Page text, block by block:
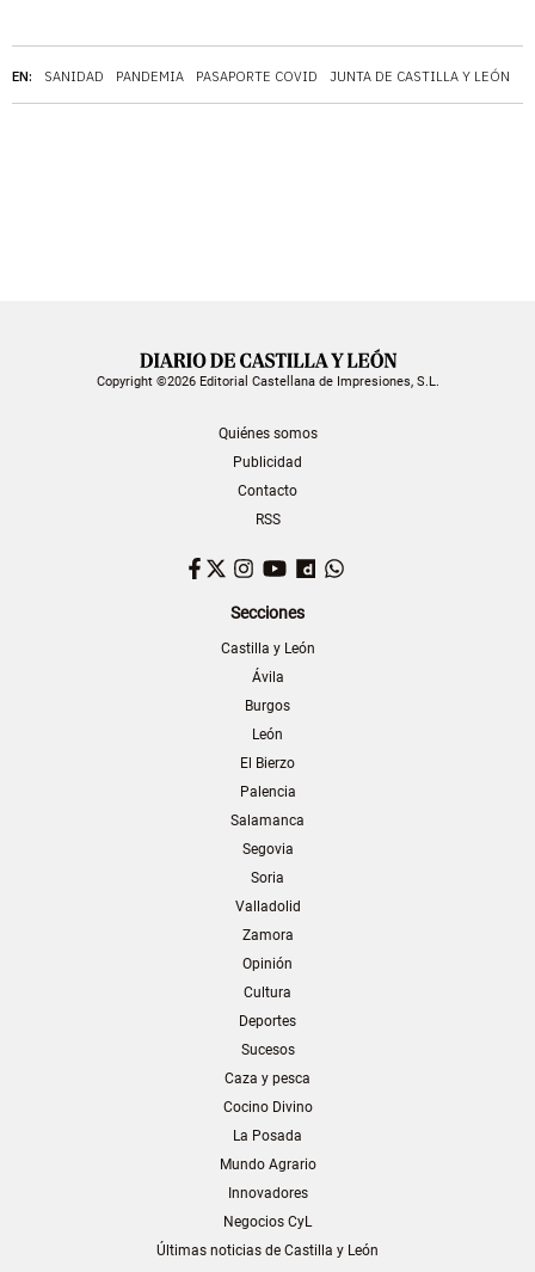
EN: SANIDAD PANDEMIA PASAPORTE COVID JUNTA DE CASTILLA Y LEÓN
Copyright ©2026 Editorial Castellana de Impresiones, S.L.
Quiénes somos
Publicidad
Contacto
RSS
Facebook
TwitterInstagram
YouTubeDailymotion
Secciones
Castilla y León
Ávila
Burgos
León
El Bierzo
Palencia
Salamanca
Segovia
Soria
Valladolid
Zamora
Opinión
Cultura
Deportes
Sucesos
Caza y pesca
Cocino Divino
La Posada
Mundo Agrario
Innovadores
Negocios CyL
Últimas noticias de Castilla y León